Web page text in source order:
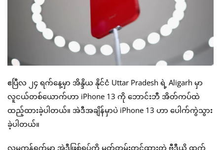
ဧပြီလ ၂၄ ရက်နေ့မှာ အိန္ဒိယ နိုင်ငံ Uttar Pradesh ရဲ့ Aligarh မှာ
လူငယ်တစ်ယောက်ဟာ iPhone 13 ကို ဘောင်းဘီ အိတ်ကပ်ထဲ
ထည့်ထားခဲ့ပါတယ်။ အဲဒီအချိန်မှာပဲ iPhone 13 ဟာ ပေါက်ကွဲသွား
ခဲ့ပါတယ်။
လူမှုကွန်ရက်မှာ အဲဒီဖြစ်ရပ်ကို မှတ်တမ်းတင်ထားတဲ့ ဗီဒီယို ထွက်